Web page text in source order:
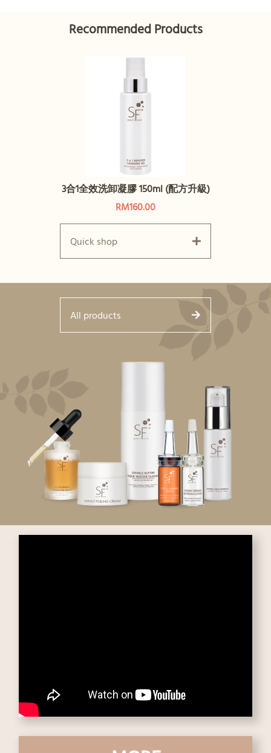
Recommended Products
3合1全效洗卸凝膠 150ml (配方升級)
RM160.00
Quick shop
All products